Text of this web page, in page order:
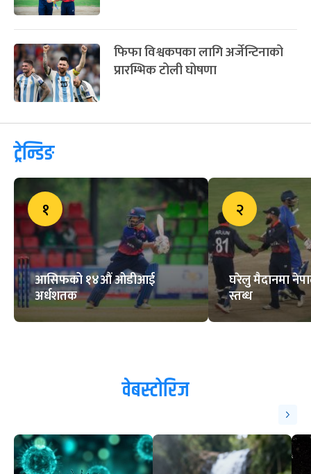
फिफा विश्वकपका लागि अर्जेन्टिनाको
प्रारम्भिक टोली घोषणा
ट्रेन्डिङ
१
आसिफको १४औं ओडीआई
अर्धशतक
२
घरेलु मैदानमा
स्तब्ध
वेबस्टोरिज